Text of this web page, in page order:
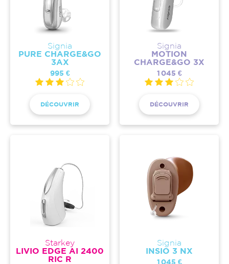
Signia
PURE CHARGE&GO
3AX
995 €
DÉCOUVRIR
Signia
MOTION
CHARGE&GO 3X
1 045 €
DÉCOUVRIR
Starkey
LIVIO EDGE AI 2400
RIC R
Signia
INSIO 3 NX
1 045 €